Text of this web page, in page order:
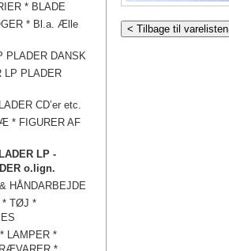
* BLADE
* Bl.a. Ælle
PLADER DANSK
LP PLADER
CD’er etc.
* FIGURER AF
LP -
o.lign.
HÅNDARBEJDE
* TØJ *
LAMPER *
< Tilbage til varelisten